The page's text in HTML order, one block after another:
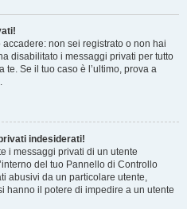
non sei registrato o non hai
disabilitato i messaggi privati per tutto
Se il tuo caso è l’ultimo, prova a
indesiderati!
i messaggi privati ​​di un utente
del tuo Pannello di Controllo
​​abusivi da un particolare utente,
hanno il potere di impedire a un utente